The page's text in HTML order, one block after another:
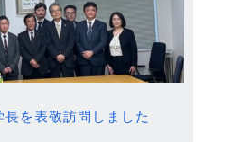
を表敬訪問しました